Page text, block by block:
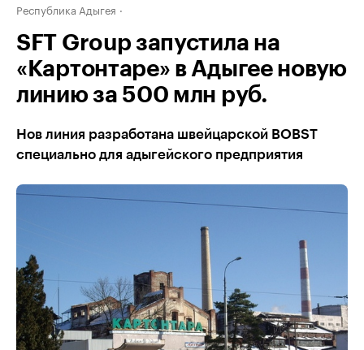
Республика Адыгея
SFT Group запустила на
«Картонтаре» в Адыгее новую
линию за 500 млн руб.
Нов линия разработана швейцарской BOBST
специально для адыгейского предприятия